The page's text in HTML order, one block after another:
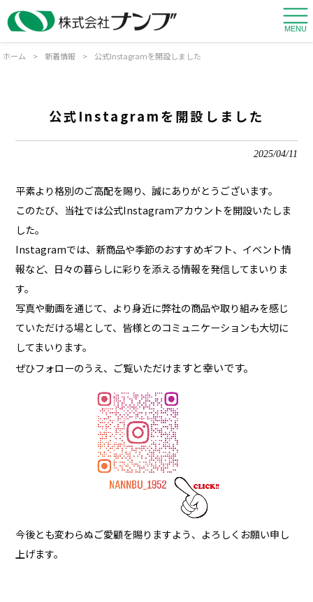
MENU
ホーム > 新着情報 > 公式Instagramを開設しました
公式Instagramを開設しました
2025/04/11
平素より格別のご高配を賜り、誠にありがとうございます。
このたび、当社では公式Instagramアカウントを開設いたしま
した。
Instagramでは、新商品や季節のおすすめギフト、イベント情
報など、日々の暮らしに彩りを添える情報を発信してまいりま
す。
写真や動画を通じて、より身近に弊社の商品や取り組みを感じ
ていただける場として、皆様とのコミュニケーションも大切に
してまいります。
ぜひフォローのうえ、ご覧いただけま すと幸いです。
今後とも変わらぬご愛顧を賜りますよう、よろしくお願い申し
上げます。